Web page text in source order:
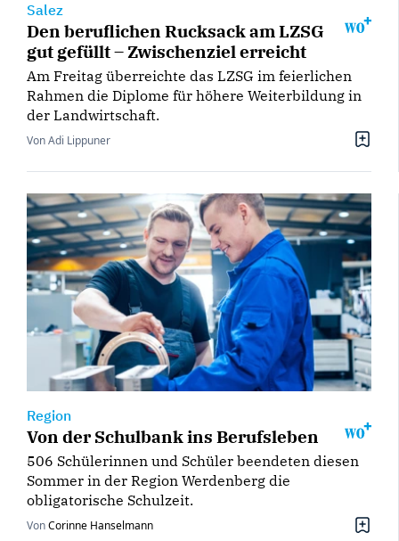
Salez
Den beruflichen Rucksack am LZSG
gut gefüllt – Zwischenziel erreicht
Am Freitag überreichte das LZSG im feierlichen
Rahmen die Diplome für höhere Weiterbildung in
der Landwirtschaft.
Von Adi Lippuner
Region
Von der Schulbank ins Berufsleben
506 Schülerinnen und Schüler beendeten diesen
Sommer in der Region Werdenberg die
obligatorische Schulzeit.
VonCorinne Hanselmann